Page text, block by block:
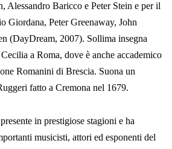
Alessandro Baricco e Peter Stein e per il
Giordana, Peter Greenaway, John
(DayDream, 2007). Sollima insegna
a Roma, dove è anche accademico
Romanini di Brescia. Suona un
fatto a Cremona nel 1679.
in prestigiose stagioni e ha
musicisti, attori ed esponenti del